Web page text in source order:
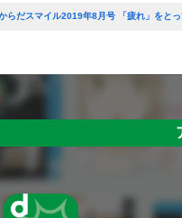
らだスマイル2019年8月号 「疲れ」をとっ